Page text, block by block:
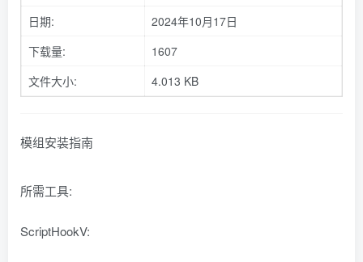
日期:
2024年10月17日
下载量:
1607
文件大小:
4.013 KB
模组安装指南
所需工具:
ScriptHookV: